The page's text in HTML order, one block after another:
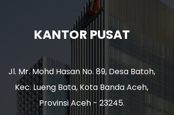
KANTOR PUSAT
Jl. Mr. Mohd Hasan No. 89, Desa Batoh,
Kec. Lueng Bata, Kota Banda Aceh,
Provinsi Aceh - 23245.